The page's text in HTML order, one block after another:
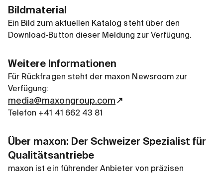
Bildmaterial
Ein Bild zum aktuellen Katalog steht über den
Download‑Button dieser Meldung zur Verfügung.
Weitere Informationen
Für Rückfragen steht der maxon Newsroom zur
Verfügung:
media@maxongroup.com
Telefon +41 41 662 43 81
Über maxon: Der Schweizer Spezialist für
Qualitätsantriebe
maxon ist ein führender Anbieter von präzisen